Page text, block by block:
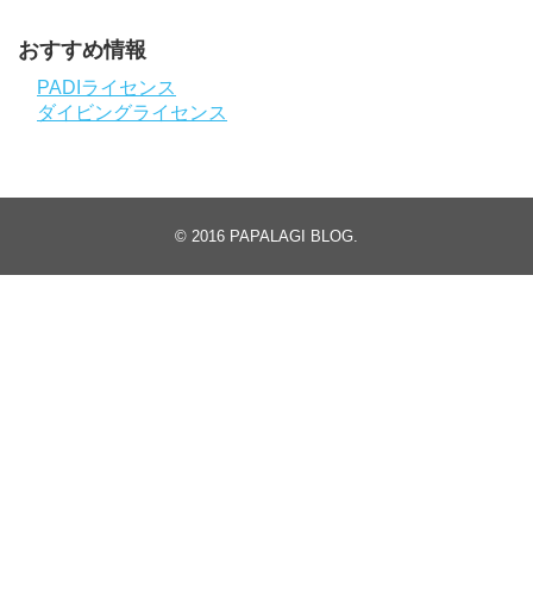
おすすめ情報
PADIライセンス
ダイビングライセンス
© 2016 PAPALAGI BLOG